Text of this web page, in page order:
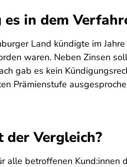
in dem
Land kündigte im
waren. Neben Zinsen
gab es kein
Prämienstufe
der Vergleich?
alle betroffenen Kund:innen